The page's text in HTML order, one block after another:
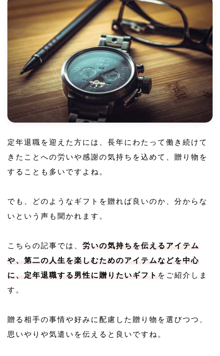
定年退職を迎えた方には、長年にわたって働き続けて
きたことへの労いや感謝の気持ちを込めて、贈り物を
することも多いですよね。
でも、どのようなギフトを贈れば良いのか、分からな
いという声も聞かれます。
こちらの記事では、 労いの気持ちを伝えるアイテム
や、第二の人生を楽しむためのアイテムなどを中心
に、定年退職する男性に贈りたいギフト をご紹介しま
す。
贈る相手の事情や好みに配慮した贈り物を選びつつ、
思いやりや気遣いを伝えると良いですね。